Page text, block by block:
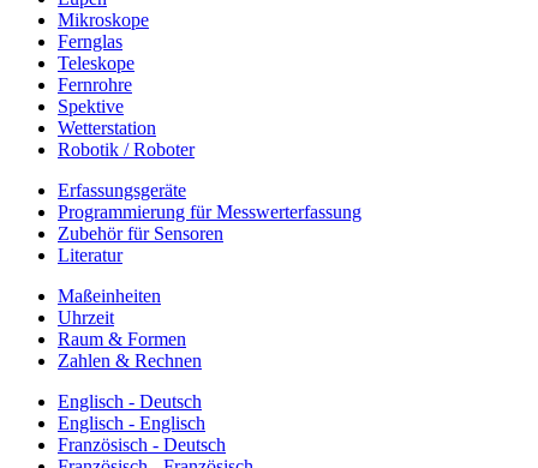
Mikroskope
Fernglas
Teleskope
Fernrohre
Spektive
Wetterstation
Robotik / Roboter
Erfassungsgeräte
Programmierung für Messwerterfassung
Zubehör für Sensoren
Literatur
Maßeinheiten
Uhrzeit
Raum & Formen
Zahlen & Rechnen
Englisch - Deutsch
Englisch - Englisch
Französisch - Deutsch